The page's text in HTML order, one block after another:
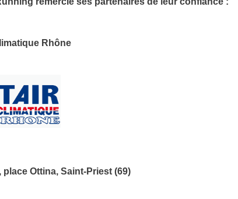
Rhône
Ottina, Saint-Priest (69)